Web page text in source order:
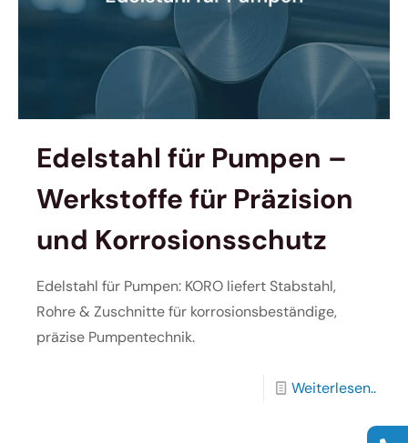
Edelstahl für Pumpen –
Werkstoffe für Präzision
und Korrosionsschutz
Edelstahl für Pumpen: KORO liefert Stabstahl,
Rohre & Zuschnitte für korrosionsbeständige,
präzise Pumpentechnik.
Weiterlesen..